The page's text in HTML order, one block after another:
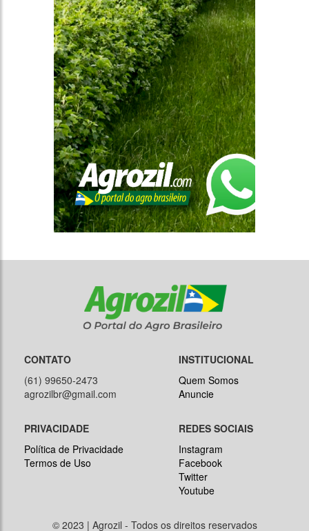
CONTATO
(61) 99650-2473
agrozilbr@gmail.com
INSTITUCIONAL
Quem Somos
Anuncie
PRIVACIDADE
Política de Privacidade
Termos de Uso
REDES SOCIAIS
Instagram
Facebook
Twitter
Youtube
© 2023 | Agrozil - Todos os direitos reservados